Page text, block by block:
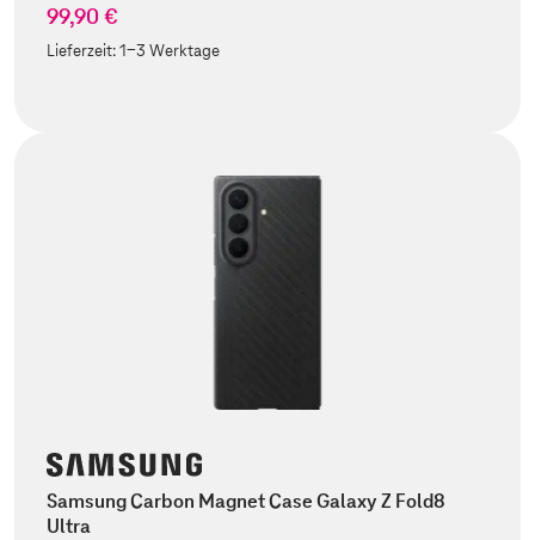
99,90 €
Lieferzeit:1-3 Werktage
Samsung Carbon Magnet Case Galaxy Z Fold8
Ultra